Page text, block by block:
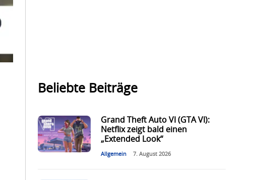
Beliebte Beiträge
Grand Theft Auto VI (GTA VI):
Netflix zeigt bald einen
„Extended Look“
Allgemein 7. August 2026